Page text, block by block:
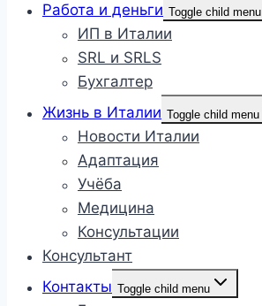
Работа и деньги Toggle child menu
ИП в Италии
SRL и SRLS
Бухгалтер
Жизнь в Италии Toggle child menu
Новости Италии
Адаптация
Учёба
Медицина
Консультации
Консультант
Контакты Toggle child menu